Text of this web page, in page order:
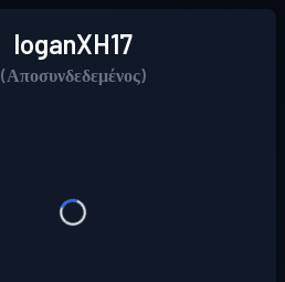
loganXH17
(Αποσυνδεδεμένος)